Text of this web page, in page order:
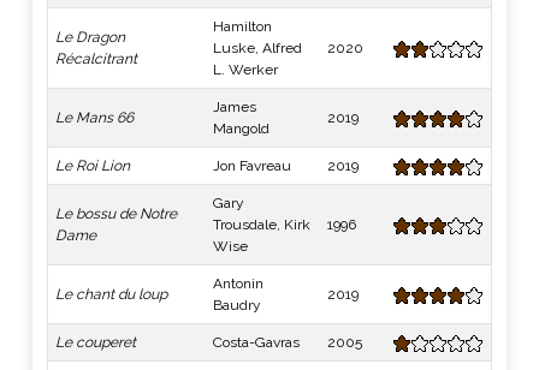
Le Dragon
Récalcitrant
Hamilton
Luske, Alfred
L. Werker
2020
Le Mans 66
James
Mangold
2019
Le Roi Lion Jon Favreau 2019
Le bossu de Notre
Dame
Gary
Trousdale, Kirk
Wise
1996
Le chant du loup
Antonin
Baudry
2019
Le couperet Costa-​Gavras 2005